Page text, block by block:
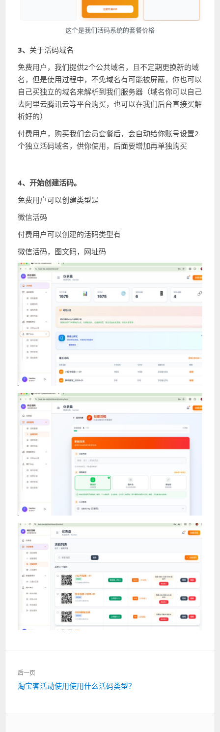
这个是我们活码系统的套餐价格
3、 关于活码域名
免费用户，我们提供2个公共域名，且不定期更换新的域
名，但是使用过程中，不免域名有可能被屏蔽，你也可以
自己买独立的域名来解析到我们服务器（域名你可以自己
去阿里云腾讯云等平台购买，也可以在我们后台直接买解
析好的）
付费用户，购买我们会员套餐后，会自动给你账号设置2
个独立活码域名，供你使用，后面要增加再单独购买
4、开始创建活码。
免费用户可以创建类型是
微信活码
付费用户可以创建的活码类型有
微信活码，图文码，网址码
文
章
导
后一页
下
淘宝客活动使用使用什么活码类型？